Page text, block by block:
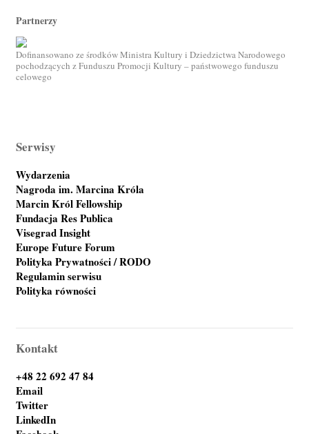
Partnerzy
Dofinansowano ze środków Ministra Kultury i Dziedzictwa Narodowego
pochodzących z Funduszu Promocji Kultury – państwowego funduszu
celowego
Serwisy
Wydarzenia
Nagroda im. Marcina Króla
Marcin Król Fellowship
Fundacja Res Publica
Visegrad Insight
Europe Future Forum
Polityka Prywatności / RODO
Regulamin serwisu
Polityka równości
Kontakt
+48 22 692 47 84
Email
Twitter
LinkedIn